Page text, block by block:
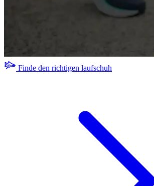
Finde den richtigen laufschuh